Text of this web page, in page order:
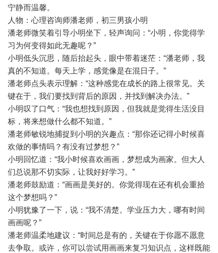
宁静而温馨。
人物：心理咨询师潘老师，初三男孩小明
潘老师微笑着引导小明坐下，轻声询问：“小明，你觉得学
习为何变得如此无趣呢？”
小明低头沉思，随后抬起头，眼中带着迷茫：“潘老师，我
真的不知道。每天上学，感觉像是在混日子。”
潘老师点头表示理解：“这种感觉在成长的路上很常见。关
键在于，我们要找到背后的原因，并找到解决办法。”
小明叹了口气：“我也想找到原因，但我就是觉得生活没目
标，将来想做什么都不知道。”
潘老师敏锐地捕捉到小明的兴趣点：“那你还记得小时候喜
欢做的事情吗？有没有过梦想？”
小明回忆道：“我小时候喜欢画画，梦想成为画家。但大人
们总说那不切实际，让我好好学习。”
潘老师鼓励道：“画画是美好的。你觉得现在还有机会重拾
这个梦想吗？”
小明犹豫了一下，说：“我不清楚。学业压力大，哪有时间
画画呢？”
潘老师温柔地建议：“时间总是有的，关键在于你愿不愿意
去争取。或许，你可以尝试用画画来复习知识点，这样既能